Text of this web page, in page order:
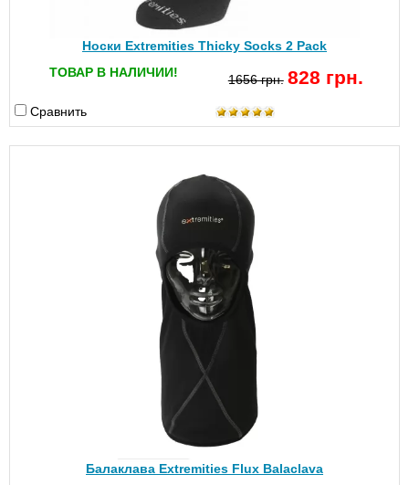
Носки Extremities Thicky Socks 2 Pack
ТОВАР В НАЛИЧИИ!
1656 грн. 828 грн.
Сравнить
Балаклава Extremities Flux Balaclava